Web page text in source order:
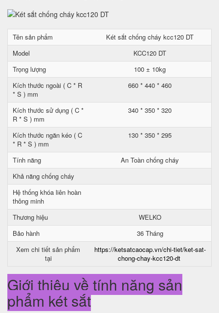
Tên sản phẩm
Két sắt chống cháy kcc120 DT
Model
KCC120 DT
Trọng lượng
100 ± 10kg
Kích thước ngoài ( C * R
* S ) mm
660 * 440 * 460
Kích thước sử dụng ( C *
R * S ) mm
340 * 350 * 320
Kích thước ngăn kéo ( C
* R * S ) mm
130 * 350 * 295
Tính năng
An Toàn chống cháy
Khả năng chống cháy
Hệ thống khóa liên hoàn
thông minh
Thương hiệu
WELKO
Bảo hành
36 Tháng
Xem chi tiết sản phẩm
tại
https://ketsatcaocap.vn/chi-tiet/ket-sat-
chong-chay-kcc120-dt
Giới thiệu về tính năng sản
phẩm két sắt